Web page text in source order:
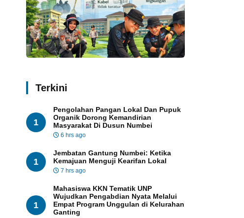
Terkini
1
Pengolahan Pangan Lokal Dan Pupuk
Organik Dorong Kemandirian
Masyarakat Di Dusun Numbei
6 hrs ago
1
Jembatan Gantung Numbei: Ketika
Kemajuan Menguji Kearifan Lokal
7 hrs ago
1
Mahasiswa KKN Tematik UNP
Wujudkan Pengabdian Nyata Melalui
Empat Program Unggulan di Kelurahan
Ganting